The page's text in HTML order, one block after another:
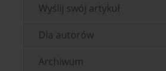
Wyślij swój artykuł
Dla autorów
Archiwum